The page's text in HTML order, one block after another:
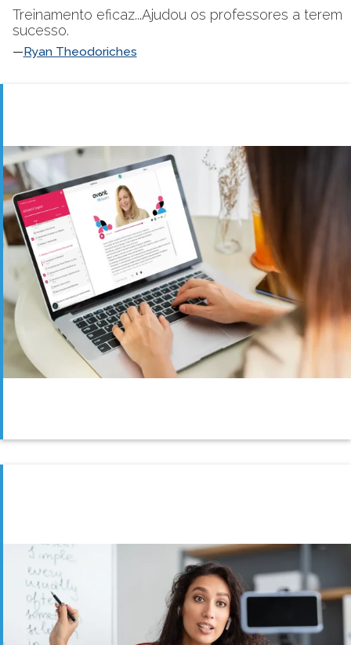
Treinamento eficaz...Ajudou os professores a terem
sucesso.
Ryan Theodoriches